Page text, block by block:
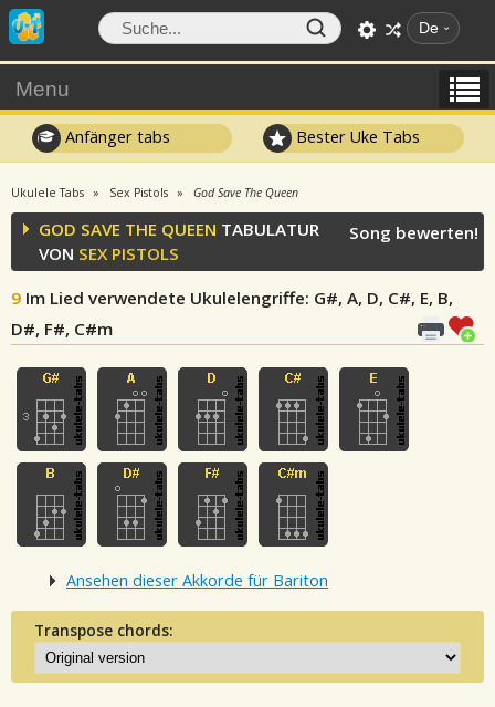
De
Menu
Anfänger tabs Bester Uke Tabs
Ukulele Tabs Sex Pistols God Save The Queen
GOD SAVE THE QUEEN TABULATUR
VON SEX PISTOLS
9 Im Lied verwendete Ukulelengriffe: G#, A, D, C#, E, B,
D#, F#, C#m
Song bewerten!
Ansehen dieser Akkorde für Bariton
Transpose chords: